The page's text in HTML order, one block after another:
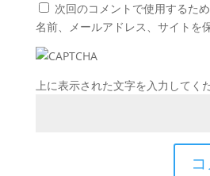
次回のコメントで使用するた
名前、メールアドレス、サイトを
上に表示された文字を入力してく